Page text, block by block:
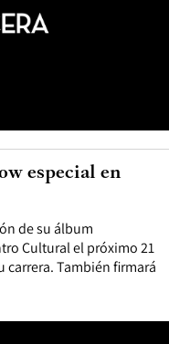
de su álbum
Cultural el próximo 21
carrera. También firmará
especial en